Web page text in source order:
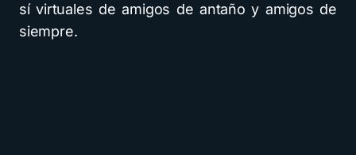
sí virtuales de amigos de antaño y amigos de
siempre.